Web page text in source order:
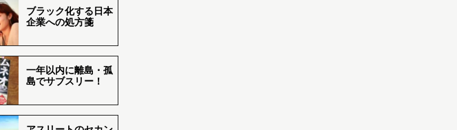
ブラック化する日本
企業への処方箋
一年以内に離島・孤
島でサブスリー！